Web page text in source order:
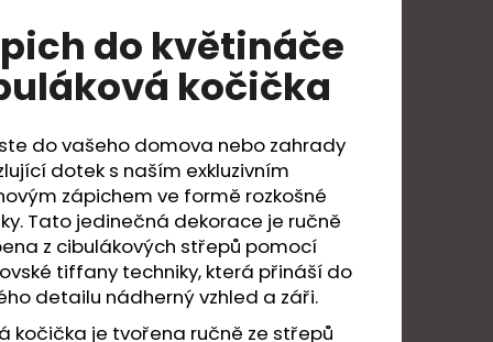
do květináče
kočička
do vašeho domova nebo zahrady
dotek s naším exkluzivním
zápichem ve formě rozkošné
Tato jedinečná dekorace je ručně
z cibulákových střepů pomocí
tiffany techniky, která přináší do
detailu nádherný vzhled a záři.
kočička je tvořena ručně ze střepů
Následující